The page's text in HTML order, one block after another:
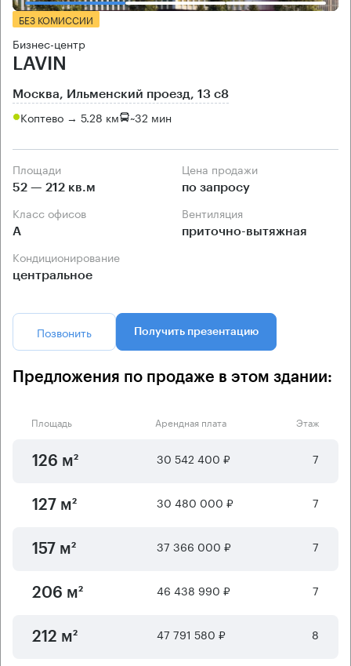
БЕЗ КОМИССИИ
Бизнес-центр
LAVIN
Москва, Ильменский проезд, 13 с8
Коптево → 5.28 км ~32 мин
Площади
52 — 212 кв.м
Цена продажи
по запросу
Класс офисов
А
Вентиляция
приточно-вытяжная
Кондиционирование
центральное
Позвонить Получить презентацию
Предложения по продаже в этом здании:
Площадь Арендная плата Этаж
126 м² 30 542 400 ₽ 7
127 м² 30 480 000 ₽ 7
157 м² 37 366 000 ₽ 7
206 м² 46 438 990 ₽ 7
212 м² 47 791 580 ₽ 8